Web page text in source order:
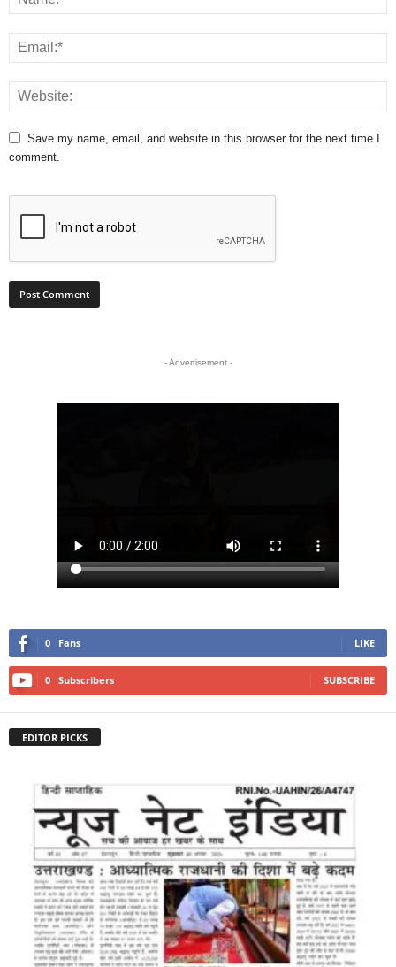
Save my name, email, and website in this browser for the next time I
comment.
- Advertisement -
0 Fans LIKE
0 Subscribers SUBSCRIBE
EDITOR PICKS